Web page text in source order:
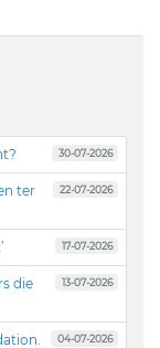
30-07-2026
22-07-2026
ter
17-07-2026
13-07-2026
die
04-07-2026